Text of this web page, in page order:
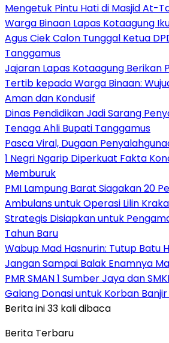
Mengetuk Pintu Hati di Masjid At-
Warga Binaan Lapas Kotaagung
Agus Ciek Calon Tunggal Ketua
Tanggamus
Jajaran Lapas Kotaagung Berikan
Tertib kepada Warga Binaan:
Aman dan Kondusif
Dinas Pendidikan Jadi Sarang
Tenaga Ahli Bupati Tanggamus
Pasca Viral, Dugaan
1 Negri Ngarip Diperkuat Fakta
Memburuk
PMI Lampung Barat Siagakan 20
Ambulans untuk Operasi Lilin
Strategis Disiapkan untuk
Tahun Baru
Wabup Mad Hasnurin: Tutup Batu
Jangan Sampai Balak Enamnya
PMR SMAN 1 Sumber Jaya dan
Galang Donasi untuk Korban
Berita ini 33 kali dibaca
Berita Terbaru